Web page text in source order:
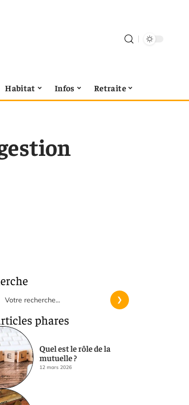
Habitat Infos Retraite
phares
Quel est le rôle de la
mutuelle ?
12 mars 2026